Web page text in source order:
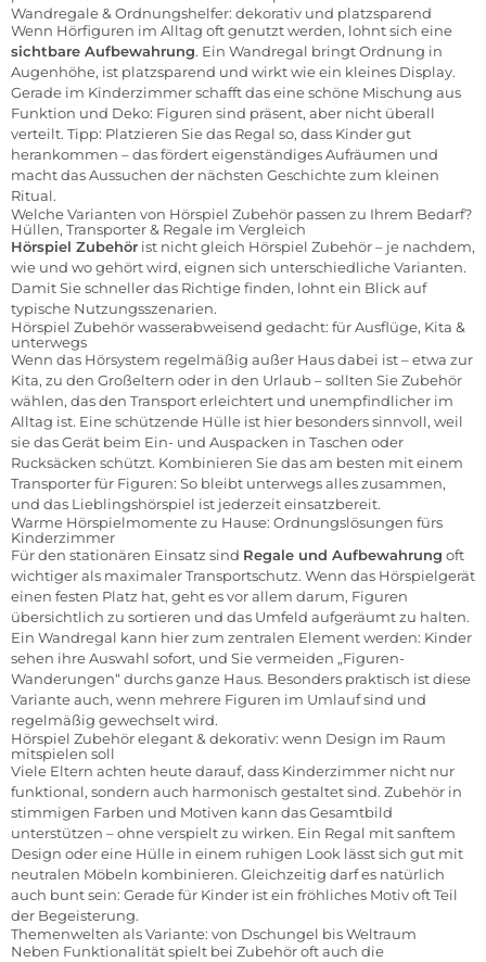
Wandregale & Ordnungshelfer: dekorativ und platzsparend
Wenn Hörfiguren im Alltag oft genutzt werden, lohnt sich eine
sichtbare Aufbewahrung. Ein Wandregal bringt Ordnung in
Augenhöhe, ist platzsparend und wirkt wie ein kleines Display.
Gerade im Kinderzimmer schafft das eine schöne Mischung aus
Funktion und Deko: Figuren sind präsent, aber nicht überall
verteilt. Tipp: Platzieren Sie das Regal so, dass Kinder gut
herankommen – das fördert eigenständiges Aufräumen und
macht das Aussuchen der nächsten Geschichte zum kleinen
Ritual.
Welche Varianten von Hörspiel Zubehör passen zu Ihrem Bedarf?
Hüllen, Transporter & Regale im Vergleich
Hörspiel Zubehör ist nicht gleich Hörspiel Zubehör – je nachdem,
wie und wo gehört wird, eignen sich unterschiedliche Varianten.
Damit Sie schneller das Richtige finden, lohnt ein Blick auf
typische Nutzungsszenarien.
Hörspiel Zubehör wasserabweisend gedacht: für Ausflüge, Kita &
unterwegs
Wenn das Hörsystem regelmäßig außer Haus dabei ist – etwa zur
Kita, zu den Großeltern oder in den Urlaub – sollten Sie Zubehör
wählen, das den Transport erleichtert und unempfindlicher im
Alltag ist. Eine schützende Hülle ist hier besonders sinnvoll, weil
sie das Gerät beim Ein- und Auspacken in Taschen oder
Rucksäcken schützt. Kombinieren Sie das am besten mit einem
Transporter für Figuren: So bleibt unterwegs alles zusammen,
und das Lieblingshörspiel ist jederzeit einsatzbereit.
Warme Hörspielmomente zu Hause: Ordnungslösungen fürs
Kinderzimmer
Für den stationären Einsatz sind Regale und Aufbewahrung oft
wichtiger als maximaler Transportschutz. Wenn das Hörspielgerät
einen festen Platz hat, geht es vor allem darum, Figuren
übersichtlich zu sortieren und das Umfeld aufgeräumt zu halten.
Ein Wandregal kann hier zum zentralen Element werden: Kinder
sehen ihre Auswahl sofort, und Sie vermeiden „Figuren-
Wanderungen“ durchs ganze Haus. Besonders praktisch ist diese
Variante auch, wenn mehrere Figuren im Umlauf sind und
regelmäßig gewechselt wird.
Hörspiel Zubehör elegant & dekorativ: wenn Design im Raum
mitspielen soll
Viele Eltern achten heute darauf, dass Kinderzimmer nicht nur
funktional, sondern auch harmonisch gestaltet sind. Zubehör in
stimmigen Farben und Motiven kann das Gesamtbild
unterstützen – ohne verspielt zu wirken. Ein Regal mit sanftem
Design oder eine Hülle in einem ruhigen Look lässt sich gut mit
neutralen Möbeln kombinieren. Gleichzeitig darf es natürlich
auch bunt sein: Gerade für Kinder ist ein fröhliches Motiv oft Teil
der Begeisterung.
Themenwelten als Variante: von Dschungel bis Weltraum
Neben Funktionalität spielt bei Zubehör oft auch die